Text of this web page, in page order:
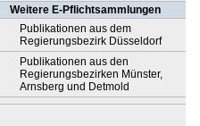
Weitere E-Pflichtsammlungen
Publikationen aus dem
Regierungsbezirk Düsseldorf
Publikationen aus den
Regierungsbezirken Münster,
Arnsberg und Detmold